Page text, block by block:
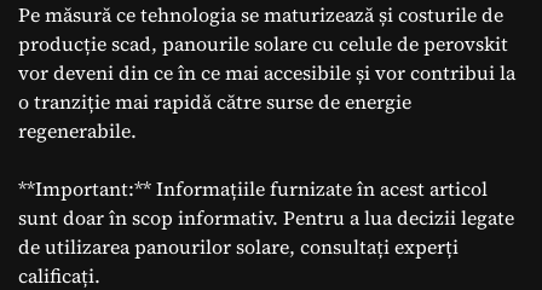
Pe măsură ce tehnologia se maturizează și costurile de
producție scad, panourile solare cu celule de perovskit
vor deveni din ce în ce mai accesibile și vor contribui la
o tranziție mai rapidă către surse de energie
regenerabile.
**Important:** Informațiile furnizate în acest articol
sunt doar în scop informativ. Pentru a lua decizii legate
de utilizarea panourilor solare, consultați experți
calificați.